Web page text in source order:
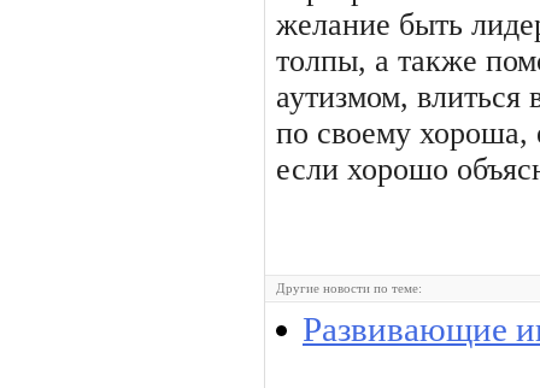
желание быть
толпы, а также
аутизмом, влиться
по своему хороша,
если хорошо
Другие новости по теме:
Развивающие